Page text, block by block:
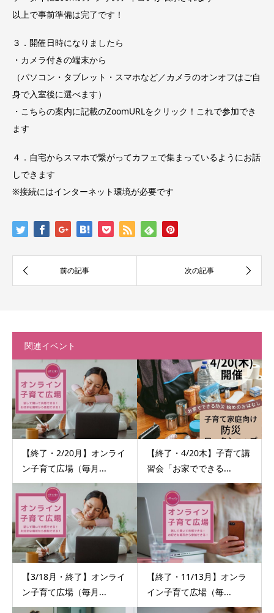
以上で事前準備は完了です！
３．開催日時になりましたら
・カメラ付きの端末から
（パソコン・タブレット・スマホなど／カメラのオンオフはご自
身で入室後に選べます）
・こちらの案内に記載のZoomURLをクリック！これで参加でき
ます
４．自宅からスマホで繋がってカフェで集まっているようにお話
しできます
※接続にはインターネット環境が必要です
関連イベント
【終了・2/20月】オンライ
ン子育て広場（毎月...
【終了・4/20木】子育て講
習会「お家でできる...
【3/18月・終了】オンライ
ン子育て広場（毎月...
【終了・11/13月】オンラ
イン子育て広場（毎...